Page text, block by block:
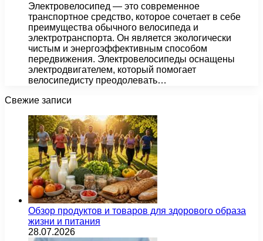
Электровелосипед — это современное
транспортное средство, которое сочетает в себе
преимущества обычного велосипеда и
электротранспорта. Он является экологически
чистым и энергоэффективным способом
передвижения. Электровелосипеды оснащены
электродвигателем, который помогает
велосипедисту преодолевать…
Свежие записи
Обзор продуктов и товаров для здорового образа
жизни и питания
28.07.2026